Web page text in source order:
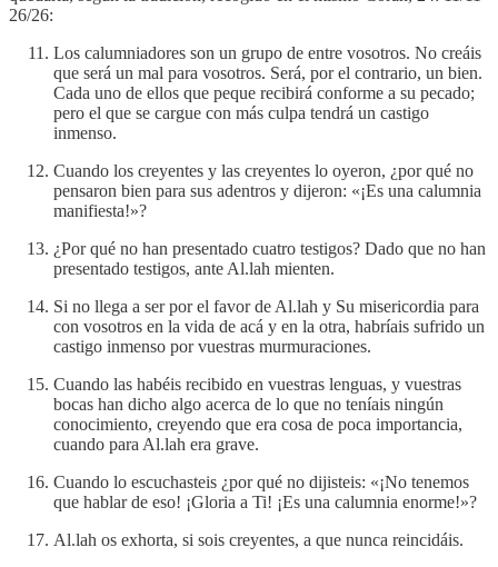
26/26:
Los calumniadores son un grupo de entre vosotros. No creáis
que será un mal para vosotros. Será, por el contrario, un bien.
Cada uno de ellos que peque recibirá conforme a su pecado;
pero el que se cargue con más culpa tendrá un castigo
inmenso.
Cuando los creyentes y las creyentes lo oyeron, ¿por qué no
pensaron bien para sus adentros y dijeron: «¡Es una calumnia
manifiesta!»?
¿Por qué no han presentado cuatro testigos? Dado que no han
presentado testigos, ante Al.lah mienten.
Si no llega a ser por el favor de Al.lah y Su misericordia para
con vosotros en la vida de acá y en la otra, habríais sufrido un
castigo inmenso por vuestras murmuraciones.
Cuando las habéis recibido en vuestras lenguas, y vuestras
bocas han dicho algo acerca de lo que no teníais ningún
conocimiento, creyendo que era cosa de poca importancia,
cuando para Al.lah era grave.
Cuando lo escuchasteis ¿por qué no dijisteis: «¡No tenemos
que hablar de eso! ¡Gloria a Ti! ¡Es una calumnia enorme!»?
Al.lah os exhorta, si sois creyentes, a que nunca reincidáis.